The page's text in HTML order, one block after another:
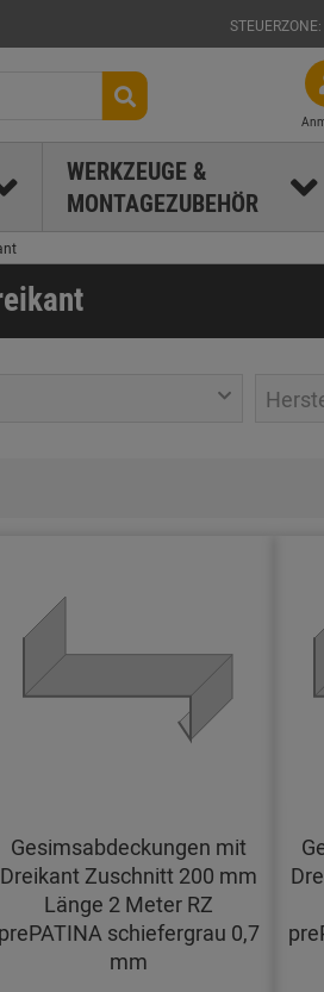
WERKZEUGE &
MONTAGEZUBEHÖR
Gesimsabdeckungen mit
Dreikant Zuschnitt 200 mm
Länge 2 Meter RZ
prePATINA schiefergrau 0,7
mm